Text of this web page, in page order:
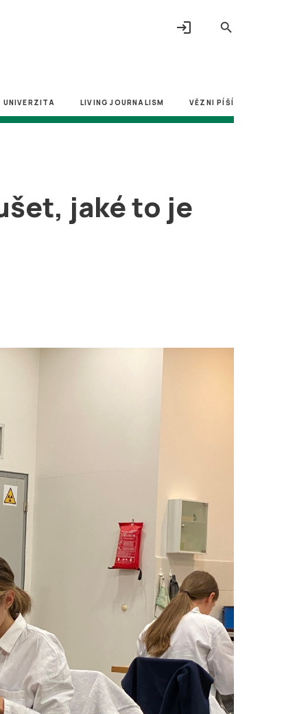
search
login
UNIVERZITA LIVING JOURNALISM VĚZNI PÍŠÍ
jaké to je